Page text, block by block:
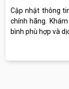
Cập nhật thông
chính hãng.
bình phù hợp và